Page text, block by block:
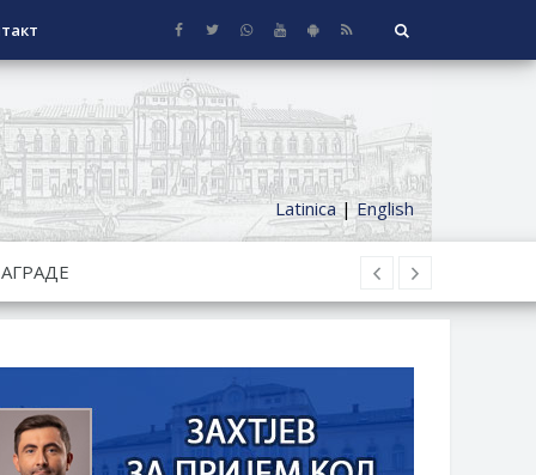
Latinica|English
КУЋЕ СА ОКУЋНИЦОМ НА
БОРАЧКИ ДОДАТАК ЗА